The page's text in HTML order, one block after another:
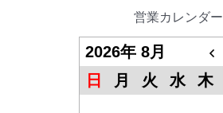
営業カレンダー
2026年 8月
日
月 火 水 木